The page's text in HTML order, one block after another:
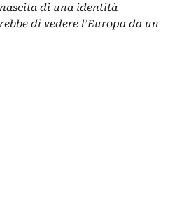
di una identità
di vedere l’Europa da un